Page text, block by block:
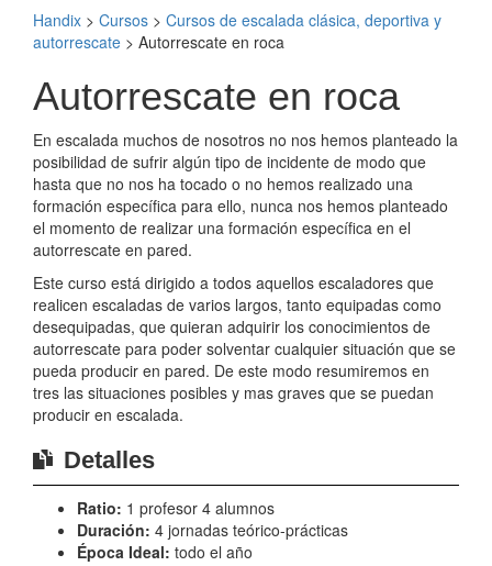
Handix > Cursos > Cursos de escalada clásica, deportiva y
autorrescate > Autorrescate en roca
Autorrescate en roca
En escalada muchos de nosotros no nos hemos planteado la
posibilidad de sufrir algún tipo de incidente de modo que
hasta que no nos ha tocado o no hemos realizado una
formación específica para ello, nunca nos hemos planteado
el momento de realizar una formación específica en el
autorrescate en pared.
Este curso está dirigido a todos aquellos escaladores que
realicen escaladas de varios largos, tanto equipadas como
desequipadas, que quieran adquirir los conocimientos de
autorrescate para poder solventar cualquier situación que se
pueda producir en pared. De este modo resumiremos en
tres las situaciones posibles y mas graves que se puedan
producir en escalada.
Detalles
Ratio: 1 profesor 4 alumnos
Duración: 4 jornadas teórico-prácticas
Época Ideal: todo el año